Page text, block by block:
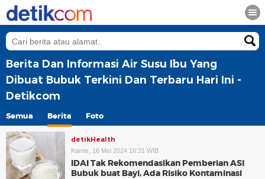
Berita Dan Informasi Air Susu Ibu Yang
Dibuat Bubuk Terkini Dan Terbaru Hari Ini -
Detikcom
Semua Berita Foto
detikHealth
Kamis, 16 Mei 2024 16:31 WIB
IDAI Tak Rekomendasikan Pemberian ASI
Bubuk buat Bayi, Ada Risiko Kontaminasi